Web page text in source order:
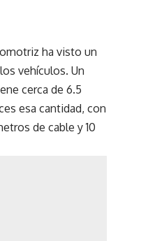
ha visto un
vehículos. Un
cerca de 6.5
esa cantidad, con
de cable y 10